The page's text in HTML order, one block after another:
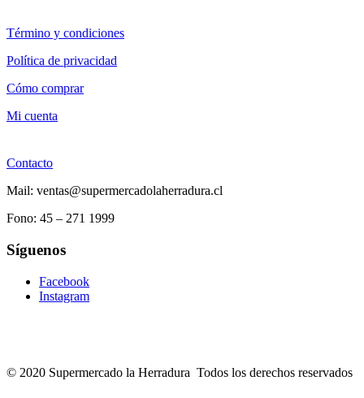
Término y condiciones
Política de privacidad
Cómo comprar
Mi cuenta
Contacto
Mail: ventas@supermercadolaherradura.cl
Fono: 45 – 271 1999
Síguenos
Facebook
Instagram
© 2020 Supermercado la Herradura Todos los derechos reservados